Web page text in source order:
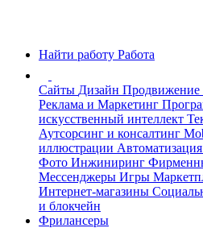
Найти работу Работа
Сайты Дизайн Продвижение
Реклама и Маркетинг
искусственный интеллект
Аутсорсинг и консалтинг
иллюстрации Автоматизация
Фото Инжиниринг
Мессенджеры Игры
Интернет-магазины
и блокчейн
Фрилансеры